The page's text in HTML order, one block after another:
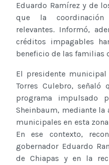
Eduardo Ramírez y de
que la
relevantes. Informó,
créditos impagables
beneficio de las familias
El presidente municipal
Torres Culebro,
programa impulsado
Sheinbaum, mediante
municipales en esta
En ese contexto,
gobernador Eduardo
de Chiapas y en la